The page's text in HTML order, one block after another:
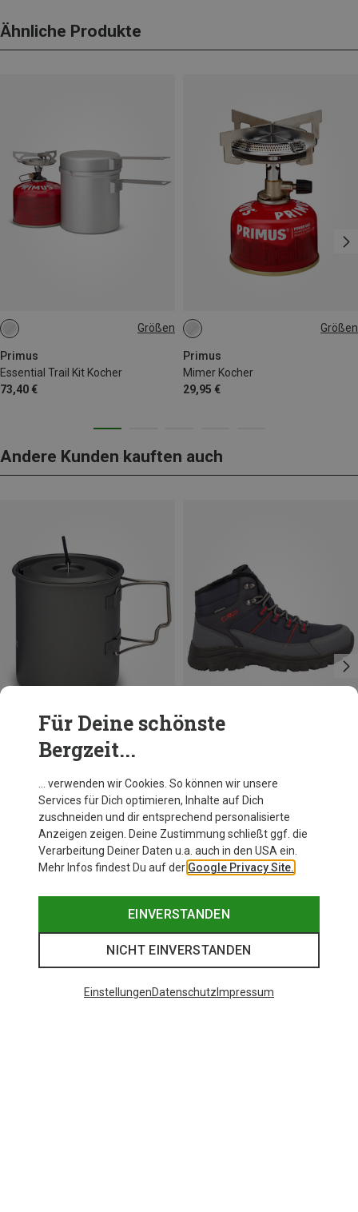
Ähnliche Produkte
Größen
Primus
Essential Trail Kit Kocher
73,40 €
ONE SIZE Größen
Primus
Mimer Kocher
29,95 €
ONE SIZE
Andere Kunden kauften auch
Trek UL 0.8L Topf
Für Deine schönste
Bergzeit...
… verwenden wir Cookies. So können wir unsere
Services für Dich optimieren, Inhalte auf Dich
zuschneiden und dir entsprechend personalisierte
Anzeigen zeigen. Deine Zustimmung schließt ggf. die
Verarbeitung Deiner Daten u.a. auch in den USA ein.
Mehr Infos findest Du auf der Google Privacy Site.
EINVERSTANDEN
NICHT EINVERSTANDEN
EinstellungenDatenschutz Impressum